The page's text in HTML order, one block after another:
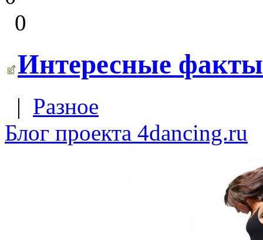
0
Интересные
| Разное
Блог проекта 4dancing.ru